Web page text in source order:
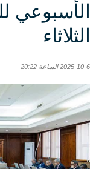
الأسبوعي
الثلاثاء
2025-10-6 الساعة 20:22